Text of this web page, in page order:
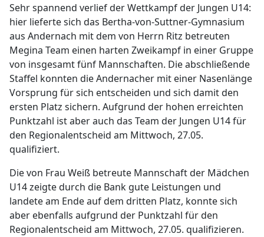
Sehr spannend verlief der Wettkampf der Jungen U14:
hier lieferte sich das Bertha-von-Suttner-Gymnasium
aus Andernach mit dem von Herrn Ritz betreuten
Megina Team einen harten Zweikampf in einer Gruppe
von insgesamt fünf Mannschaften. Die abschließende
Staffel konnten die Andernacher mit einer Nasenlänge
Vorsprung für sich entscheiden und sich damit den
ersten Platz sichern. Aufgrund der hohen erreichten
Punktzahl ist aber auch das Team der Jungen U14 für
den Regionalentscheid am Mittwoch, 27.05.
qualifiziert.
Die von Frau Weiß betreute Mannschaft der Mädchen
U14 zeigte durch die Bank gute Leistungen und
landete am Ende auf dem dritten Platz, konnte sich
aber ebenfalls aufgrund der Punktzahl für den
Regionalentscheid am Mittwoch, 27.05. qualifizieren.